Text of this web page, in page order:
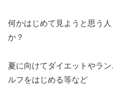
何かはじめて見ようと思う
か？
夏に向けてダイエットやラ
ルフをはじめる等など